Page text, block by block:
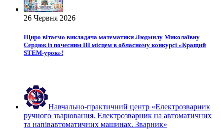
26 Червня 2026
Щиро вітаємо викладача математики Людмилу Миколаївну
Сердюк із почесним ІІІ місцем в обласному конкурсі «Кращий
STEM-урок»!
Навчально-практичний центр «Електрозварник
ручного зварювання. Електрозварник на автоматичних
та напівавтоматичних машинах. Зварник»